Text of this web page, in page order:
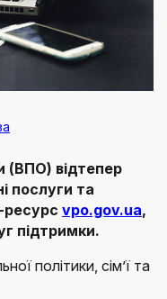
(ВПО) відтепер
послуги та
ресурс vpo.gov.ua,
підтримки.
політики, сімʼї та